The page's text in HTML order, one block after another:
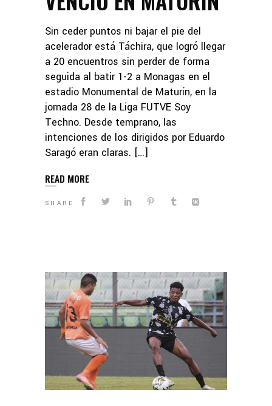
Sin ceder puntos ni bajar el pie del
acelerador está Táchira, que logró llegar
a 20 encuentros sin perder de forma
seguida al batir 1-2 a Monagas en el
estadio Monumental de Maturín, en la
jornada 28 de la Liga FUTVE Soy
Techno. Desde temprano, las
intenciones de los dirigidos por Eduardo
Saragó eran claras. […]
READ MORE
SHARE